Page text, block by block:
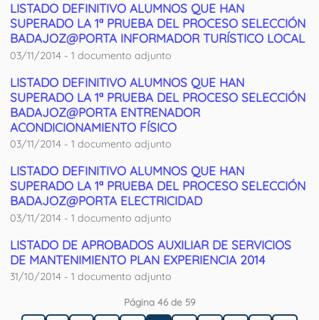
LISTADO DEFINITIVO ALUMNOS QUE HAN
SUPERADO LA 1ª PRUEBA DEL PROCESO SELECCIÓN
BADAJOZ@PORTA INFORMADOR TURÍSTICO LOCAL
03/11/2014 - 1 documento adjunto
LISTADO DEFINITIVO ALUMNOS QUE HAN
SUPERADO LA 1ª PRUEBA DEL PROCESO SELECCIÓN
BADAJOZ@PORTA ENTRENADOR
ACONDICIONAMIENTO FÍSICO
03/11/2014 - 1 documento adjunto
LISTADO DEFINITIVO ALUMNOS QUE HAN
SUPERADO LA 1ª PRUEBA DEL PROCESO SELECCIÓN
BADAJOZ@PORTA ELECTRICIDAD
03/11/2014 - 1 documento adjunto
LISTADO DE APROBADOS AUXILIAR DE SERVICIOS
DE MANTENIMIENTO PLAN EXPERIENCIA 2014
31/10/2014 - 1 documento adjunto
Página 46 de 59